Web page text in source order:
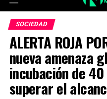
SOCIEDAD
ALERTA ROJA
nueva amenaza
incubación de
superar el